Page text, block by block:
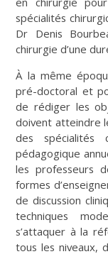
spécialités
Dr Denis
chirurgie d’une
À la même
pré-doctoral et
de rédiger les
doivent atteindre
des spécialités
pédagogique
les professeurs
formes
de discussion
techniques
s’attaquer à la
tous les niveaux,